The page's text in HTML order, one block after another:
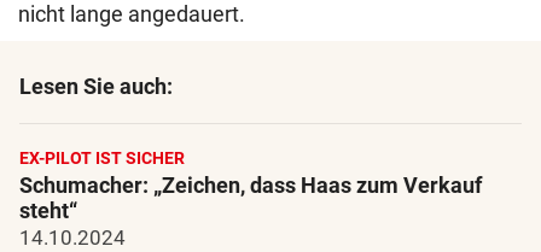
nicht lange angedauert.
Lesen Sie auch:
EX-PILOT IST SICHER
Schumacher: „Zeichen, dass Haas zum Verkauf
steht“
14.10.2024